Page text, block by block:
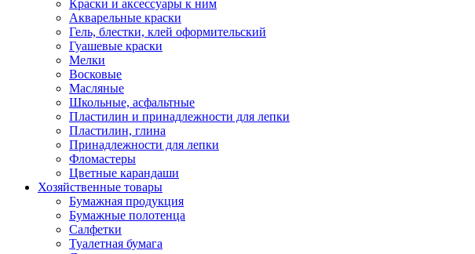
Краски и аксессуары к ним
Акварельные краски
Гель, блестки, клей оформительский
Гуашевые краски
Мелки
Восковые
Масляные
Школьные, асфальтные
Пластилин и принадлежности для лепки
Пластилин, глина
Принадлежности для лепки
Фломастеры
Цветные карандаши
Хозяйственные товары
Бумажная продукция
Бумажные полотенца
Салфетки
Туалетная бумага